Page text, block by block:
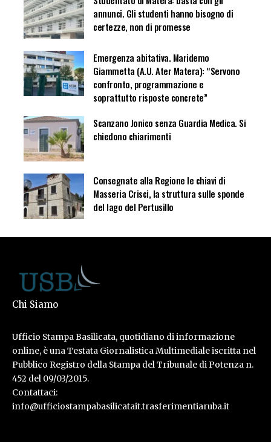
annunci. Gli studenti hanno bisogno di
certezze, non di promesse
Emergenza abitativa. Maridemo
Giammetta (A.U. Ater Matera): “Servono
confronto, programmazione e
soprattutto risposte concrete”
Scanzano Jonico senza Guardia Medica. Si
chiedono chiarimenti
Consegnate alla Regione le chiavi di
Masseria Crisci, la struttura sulle sponde
del lago del Pertusillo
Chi Siamo
Ufficio Stampa Basilicata, quotidiano di informazione
online, è una Testata Giornalistica Multimediale iscritta nel
Pubblico Registro della Stampa del Tribunale di Potenza n.
452 del 09/03/2015.
Contattaci:
info@ufficiostampabasilicatait.trasferimentiaruba.it